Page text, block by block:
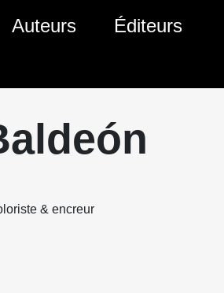
Auteurs Éditeurs
& encreur